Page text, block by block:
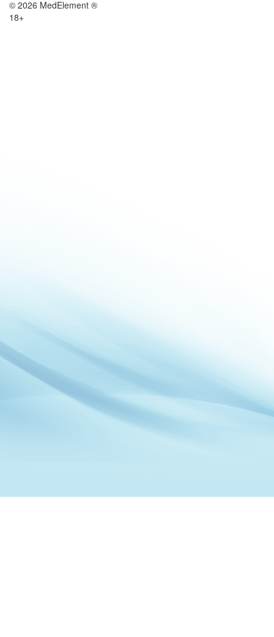
© 2026 MedElement ®
18+